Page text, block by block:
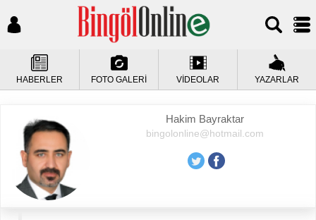
HABERLER FOTO GALERİ VİDEOLAR YAZARLAR
Hakim Bayraktar
bingolonline@hotmail.com